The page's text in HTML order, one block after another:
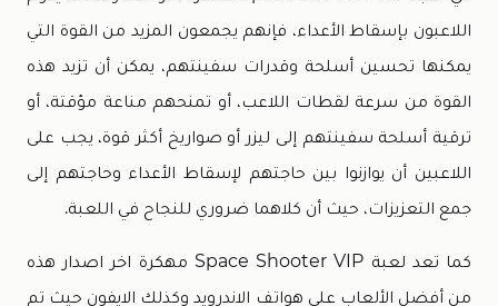
اللاعبون بإسقاط الأعداء، فإنهم يجمعون المزيد من القوة التي
يمكنها تحسين أسلحة وقدرات سفينتهم، يمكن أن تزيد هذه
القوة من سرعة لقطات اللاعب، أو تمنحهم مناعة مؤقتة، أو
ترقية أسلحة سفينتهم إلى ليزر أو صواريخ أكثر قوة، يجب على
اللاعبين أن يوازنوا بين حاجتهم لإسقاط الأعداء وحاجتهم إلى
جمع التعزيزات، حيث أن كلاهما ضروري للنجاح في اللعبة.
كما تعد لعبة Space Shooter VIP مهكرة اخر اصدار هذه
من أفضل الألعاب على هواتف الاندرويد وكذلك الايفون حيث تم